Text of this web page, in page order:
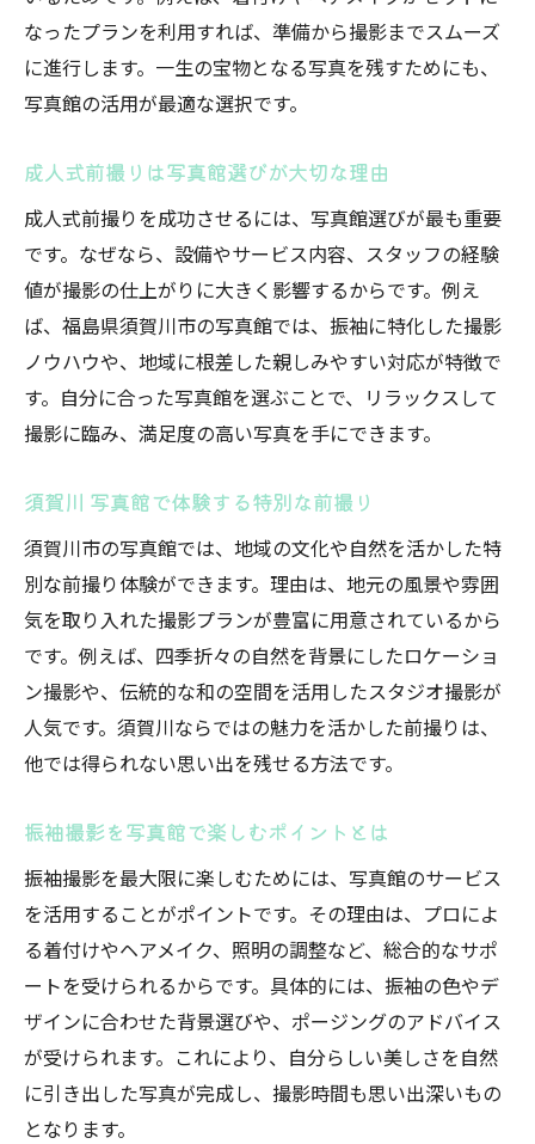
前撮りなら写真館の魅力を比較してみよう
写真館ごとの前撮りプランを徹底比較
振袖レンタルと写真館サービスの違い
スタジオ撮影とロケーションの選び方
写真館の料金やオプションの見極め方
前撮りに強い写真館の選び方ポイント
振袖姿を美しく残す写真館のポイント解説
写真館が振袖姿を美しく撮る工夫とは
プロによる振袖撮影のこだわりポイント
写真館で振袖映えするポーズと表情作り
振袖レンタルと写真館のセット活用術
写真館で差がつく仕上がりの秘訣
ヘアメイクや着付けも安心の写真館活用術
写真館ならヘアメイクもトータルサポート
着付けと撮影が同時に叶う写真館の魅力
写真館で安心できるヘアメイクの流れ
プロの技で理想の振袖姿を写真館で実現
写真館選びで着付けの質に注目しよう
写真館で叶える家族と共有する記念の瞬間
写真館で家族と残す成人式の特別な一枚
写真館なら大切な人と撮影が楽しめる理由
家族写真も写真館で美しく仕上げるコツ
共に祝う時間を写真館で思い出に残す方法
写真館で叶える親子の絆が深まる撮影体験
写真館のプロが家族写真をサポート
なったプランを利用すれば、準備から撮影までスムーズ
に進行します。一生の宝物となる写真を残すためにも、
写真館の活用が最適な選択です。
成人式前撮りは写真館選びが大切な理由
成人式前撮りを成功させるには、写真館選びが最も重要
です。なぜなら、設備やサービス内容、スタッフの経験
値が撮影の仕上がりに大きく影響するからです。例え
ば、福島県須賀川市の写真館では、振袖に特化した撮影
ノウハウや、地域に根差した親しみやすい対応が特徴で
す。自分に合った写真館を選ぶことで、リラックスして
撮影に臨み、満足度の高い写真を手にできます。
須賀川 写真館で体験する特別な前撮り
須賀川市の写真館では、地域の文化や自然を活かした特
別な前撮り体験ができます。理由は、地元の風景や雰囲
気を取り入れた撮影プランが豊富に用意されているから
です。例えば、四季折々の自然を背景にしたロケーショ
ン撮影や、伝統的な和の空間を活用したスタジオ撮影が
人気です。須賀川ならではの魅力を活かした前撮りは、
他では得られない思い出を残せる方法です。
振袖撮影を写真館で楽しむポイントとは
振袖撮影を最大限に楽しむためには、写真館のサービス
を活用することがポイントです。その理由は、プロによ
る着付けやヘアメイク、照明の調整など、総合的なサポ
ートを受けられるからです。具体的には、振袖の色やデ
ザインに合わせた背景選びや、ポージングのアドバイス
が受けられます。これにより、自分らしい美しさを自然
に引き出した写真が完成し、撮影時間も思い出深いもの
となります。